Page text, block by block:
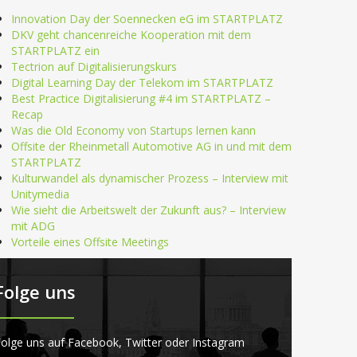
Innovation Day der Soennecken eG im STARTPLATZ
DKV geht chancenreiche Kooperation mit dem
STARTPLATZ ein
Tectrion auf Digitalisierungskurs
Digital Learning Day der Telekom im STARTPLATZ
Best Practice Digitalisierung #4 im STARTPLATZ –
Recap
Was die Old Economy von Startups lernen kann
Offsite der Rheinmetall Automotive AG in und mit dem
STARTPLATZ
Kulturwandel als dynamischer Prozess – Interview mit
Unitymedia
Wie sieht die Arbeitswelt der Zukunft aus? – Interview
mit ADG
Vorteile eines Offsite Meetings
uns
uns auf Facebook, Twitter oder Instagram